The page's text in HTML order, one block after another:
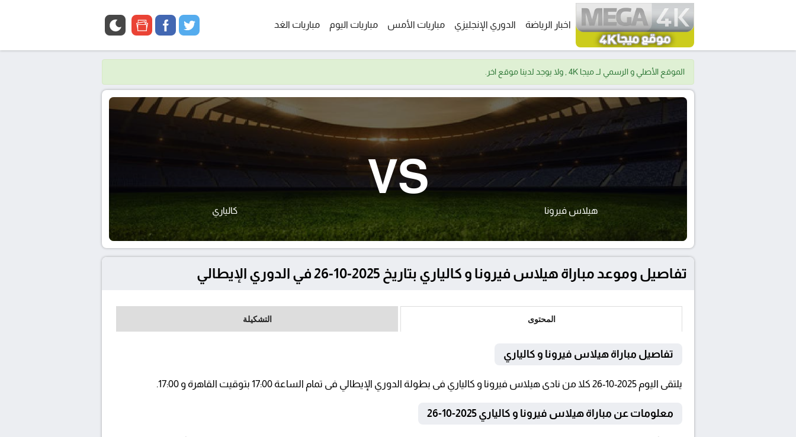
اخبار الرياضة الدوري الإنجليزي مباريات الأمس مباريات اليوم مباريات الغد twitter
facebook
google
الموقع الأصلي و الرسمي لــ ميجا 4K , ولا يوجد لدينا موقع اخر.
هيلاس فيرونا
VS
كالياري
تفاصيل وموعد مباراة هيلاس فيرونا و كالياري بتاريخ 2025-10-26 في الدوري الإيطالي
المحتوى التشكيلة
تفاصيل مباراة هيلاس فيرونا و كالياري
يلتقى اليوم 2025-10-26 كلا من نادى هيلاس فيرونا و كالياري فى بطولة الدوري الإيطالي فى تمام الساعة 17:00 بتوقيت القاهرة و 17:00.
معلومات عن مباراة هيلاس فيرونا و كالياري 2025-10-26